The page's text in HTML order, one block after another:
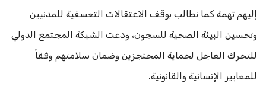
إليهم تهمة كما نطالب بوقف الاعتقالات التعسفية للمدنيين
وتحسين البيئة الصحية للسجون، ودعت الشبكة المجتمع الدولي
للتحرك العاجل لحماية المحتجزين وضمان سلامتهم وفقاً
للمعايير الإنسانية والقانونية.